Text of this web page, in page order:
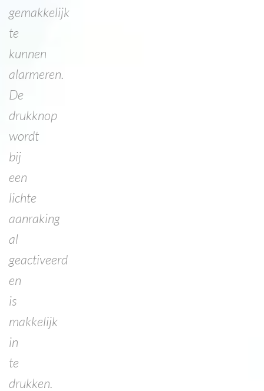
gemakkelijk
te
kunnen
alarmeren.
De
drukknop
wordt
bij
een
lichte
aanraking
al
geactiveerd
en
is
makkelijk
in
te
drukken.